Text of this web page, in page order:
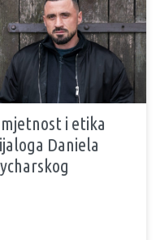
i etika
Daniela